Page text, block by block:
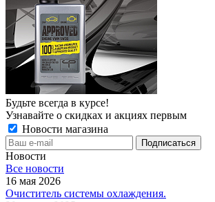
Будьте всегда в курсе!
Узнавайте о скидках и акциях первым
Новости магазина
Новости
Все новости
16 мая 2026
Очиститель системы охлаждения.